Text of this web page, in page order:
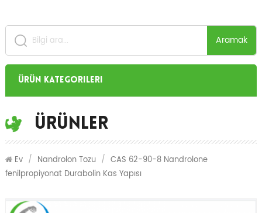
Aramak
Ürün Kategorileri
Ürünler
Ev / Nandrolon Tozu / CAS 62-90-8 Nandrolone
fenilpropiyonat Durabolin Kas Yapısı